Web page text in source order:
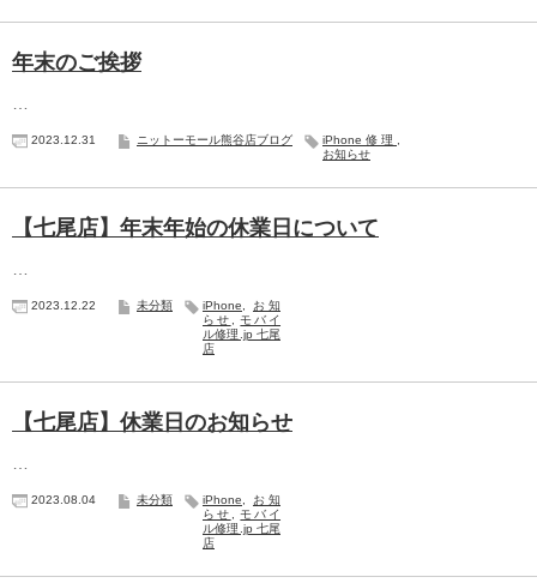
年末のご挨拶
2023.12.31 ニットーモール熊谷店ブログ iPhone修理
お知らせ
【七尾店】年末年始の休業日について
2023.12.22 未分類 iPhone
お知
らせ
,モバイ
ル修理.jp 七尾
店
【七尾店】休業日のお知らせ
2023.08.04 未分類 iPhone
お知
らせ
,モバイ
ル修理.jp 七尾
店